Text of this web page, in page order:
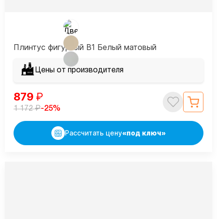
Плинтус фигурный В1 Белый матовый
Цены от производителя
879 ₽
1 172₽-25%
Рассчитать цену«под ключ»